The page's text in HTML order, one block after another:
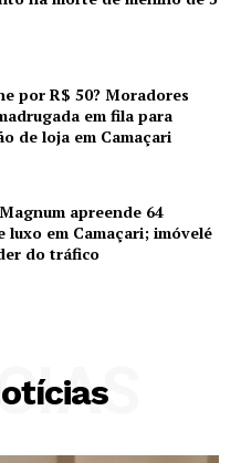
por R$ 50? Moradores
em fila para
de loja em Camaçari
apreende 64
luxo em Camaçari; imóvelé
do tráfico